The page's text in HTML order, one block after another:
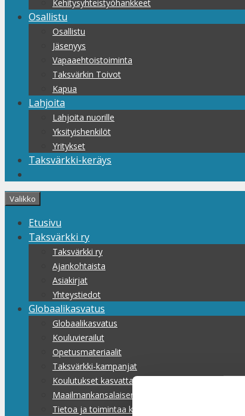
Kehitysyhteistyöhankkeet
Osallistu
Osallistu
Jäsenyys
Vapaaehtoistoiminta
Taksvärkin Toivot
Kapua
Lahjoita
Lahjoita nuorille
Yksityishenkilöt
Yritykset
Taksvärkki-keräys
Valikko
Etusivu
Taksvärkki ry
Taksvärkki ry
Ajankohtaista
Asiakirjat
Yhteystiedot
Globaalikasvatus
Globaalikasvatus
Kouluvierailut
Opetusmateriaalit
Taksvärkki-kampanjat
Koulutukset kasvattajille
Maailmankansalaisen koulu
Tietoa ja toimintaa kaikille